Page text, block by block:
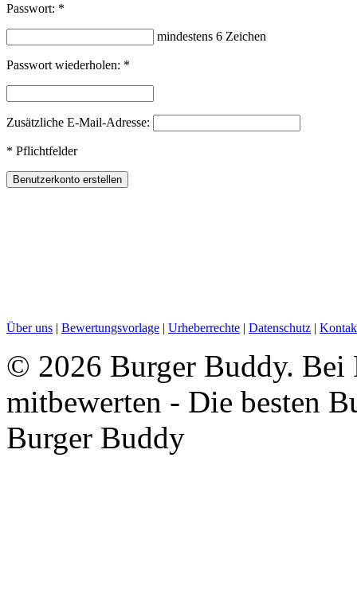
Passwort: *
mindestens 6 Zeichen
Passwort wiederholen: *
Zusätzliche E-Mail-Adresse:
* Pflichtfelder
Über uns | Bewertungsvorlage | Urheberrechte | Datenschutz |
© 2026 Burger Buddy.
mitbewerten - Die besten
Burger Buddy